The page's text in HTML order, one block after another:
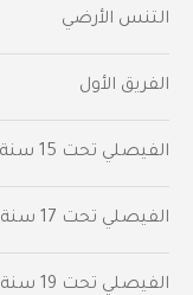
التنس الأرضي
الفريق الأول
الفيصلي‬⁩ تحت 15 سنة
‫الفيصلي‬⁩ تحت 17 سنة
الفيصلي‬⁩ تحت 19 سنة